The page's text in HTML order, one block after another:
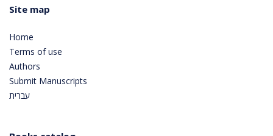
Site map
Home
Terms of use
Authors
Submit Manuscripts
עברית